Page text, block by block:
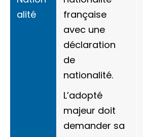
alité
française
avec une
déclaration
de
nationalité.
L’adopté
majeur doit
demander sa